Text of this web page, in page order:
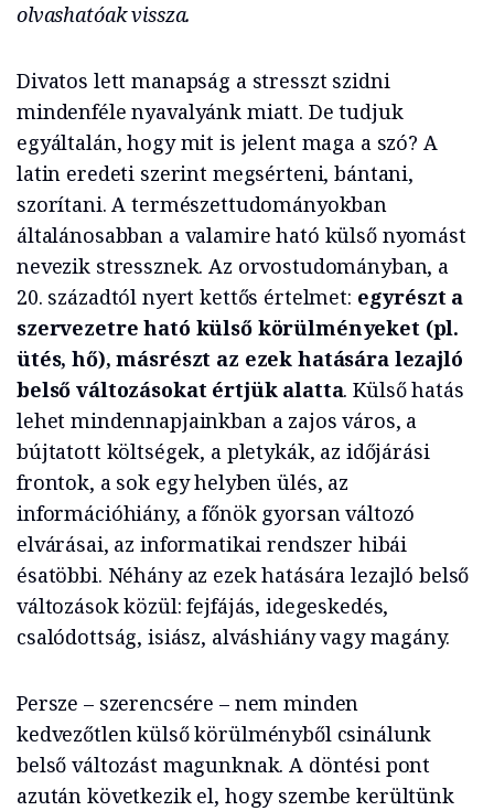
olvashatóak vissza.
Divatos lett manapság a stresszt szidni
mindenféle nyavalyánk miatt. De tudjuk
egyáltalán, hogy mit is jelent maga a szó? A
latin eredeti szerint megsérteni, bántani,
szorítani. A természettudományokban
általánosabban a valamire ható külső nyomást
nevezik stressznek. Az orvostudományban, a
20. századtól nyert kettős értelmet: egyrészt a
szervezetre ható külső körülményeket (pl.
ütés, hő), másrészt az ezek hatására lezajló
belső változásokat értjük alatta. Külső hatás
lehet mindennapjainkban a zajos város, a
bújtatott költségek, a pletykák, az időjárási
frontok, a sok egy helyben ülés, az
információhiány, a főnök gyorsan változó
elvárásai, az informatikai rendszer hibái
ésatöbbi. Néhány az ezek hatására lezajló belső
változások közül: fejfájás, idegeskedés,
csalódottság, isiász, alváshiány vagy magány.
Persze – szerencsére – nem minden
kedvezőtlen külső körülményből csinálunk
belső változást magunknak. A döntési pont
azután következik el, hogy szembe kerültünk